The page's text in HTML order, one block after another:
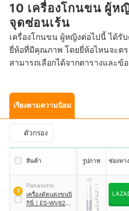
10 เครื่องโกนขน ผู้ห
จุดซ่อนเร้น
เครื่องโกนขน ผู้หญิงต่อไปนี้ ได้รั
ยี่ห้อที่มีคุณภาพ โดยยี่ห้อไหนจะต
สามารถเลือกได้จากตารางและ
เรียงตามความนิยม
ตัวกรอง
สินค้า รูปภาพ ช่องทา
1
Panasonic
เครื่องตัดแต่งขนบิ
กินี่ ｜ ES-WV62B-